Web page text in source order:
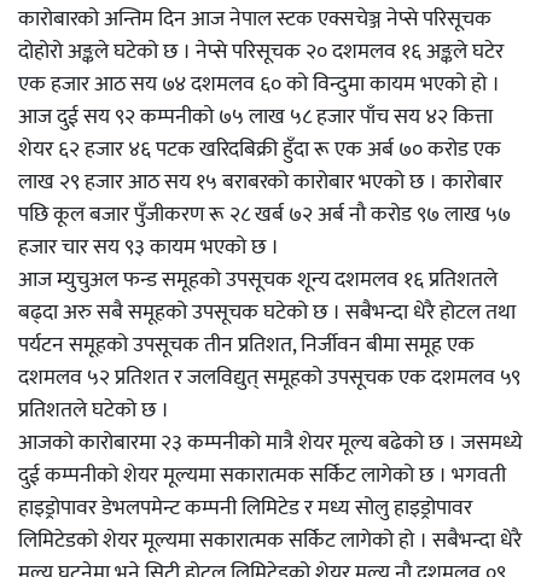
कारोबारको अन्तिम दिन आज नेपाल स्टक एक्सचेञ्ज नेप्से परिसूचक
दोहोरो अङ्कले घटेको छ । नेप्से परिसूचक २० दशमलव १६ अङ्कले घटेर
एक हजार आठ सय ७४ दशमलव ६० को विन्दुमा कायम भएको हो ।
आज दुई सय ९२ कम्पनीको ७५ लाख ५८ हजार पाँच सय ४२ कित्ता
शेयर ६२ हजार ४६ पटक खरिदबिक्री हुँदा रू एक अर्ब ७० करोड एक
लाख २९ हजार आठ सय १५ बराबरको कारोबार भएको छ । कारोबार
पछि कूल बजार पुँजीकरण रू २८ खर्ब ७२ अर्ब नौ करोड ९७ लाख ५७
हजार चार सय ९३ कायम भएको छ ।
आज म्युचुअल फन्ड समूहको उपसूचक शून्य दशमलव १६ प्रतिशतले
बढ्दा अरु सबै समूहको उपसूचक घटेको छ । सबैभन्दा धेरै होटल तथा
पर्यटन समूहको उपसूचक तीन प्रतिशत, निर्जीवन बीमा समूह एक
दशमलव ५२ प्रतिशत र जलविद्युत् समूहको उपसूचक एक दशमलव ५९
प्रतिशतले घटेको छ ।
आजको कारोबारमा २३ कम्पनीको मात्रै शेयर मूल्य बढेको छ । जसमध्ये
दुई कम्पनीको शेयर मूल्यमा सकारात्मक सर्किट लागेको छ । भगवती
हाइड्रोपावर डेभलपमेन्ट कम्पनी लिमिटेड र मध्य सोलु हाइड्रोपावर
लिमिटेडको शेयर मूल्यमा सकारात्मक सर्किट लागेको हो । सबैभन्दा धेरै